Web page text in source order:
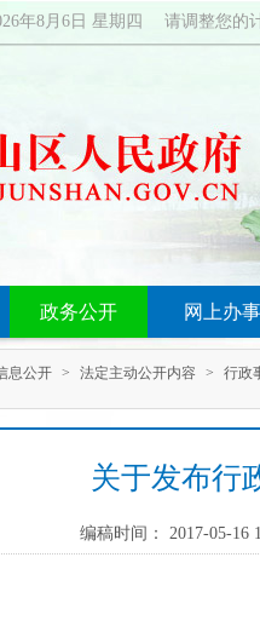
年8月6日 星期四 请调整您的
政务公开 网上办事
息公开 > 法定主动公开内容 > 行政
关于发布行
编稿时间： 2017-05-16